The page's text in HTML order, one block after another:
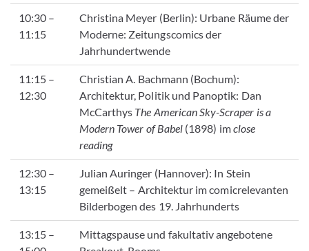
10:30 –
11:15
Christina Meyer (Berlin): Urbane Räume der
Moderne: Zeitungscomics der
Jahrhundertwende
11:15 –
12:30
Christian A. Bachmann (Bochum):
Architektur, Politik und Panoptik: Dan
McCarthys The American Sky-Scraper is a
Modern Tower of Babel (1898) imclose
reading
12:30 –
13:15
Julian Auringer (Hannover): In Stein
gemeißelt – Architektur im comicrelevanten
Bilderbogen des 19. Jahrhunderts
13:15 –
Mittagspause und fakultativ angebotene